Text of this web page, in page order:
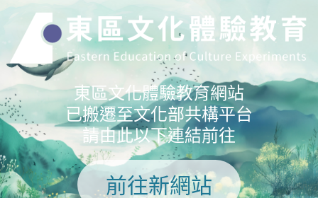
東區文化體驗教育網站
已搬遷至文化部共構平台
請由此以下連結前往
前往新網站